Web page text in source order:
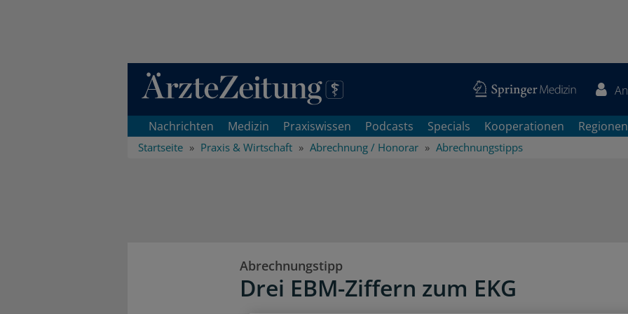
Direkt zum Inhaltsbereich
Nachrichten Medizin Praxiswissen Podcasts Specials Kooperationen Regionen
Startseite Praxis & Wirtschaft Abrechnung / Honorar Abrechnungstipps
Abrechnungstipp
Drei EBM-Ziffern zum EKG